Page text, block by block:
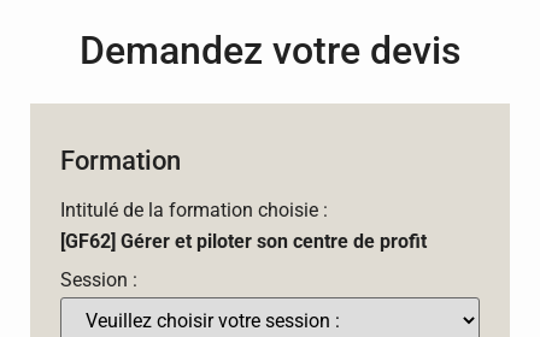
Demandez votre devis
Formation
Intitulé de la formation choisie :
[GF62] Gérer et piloter son centre de profit
Session :